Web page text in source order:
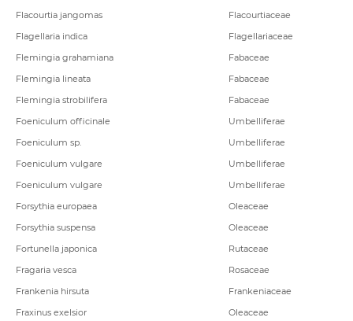
Flacourtia jangomas
Flacourtiaceae
Flagellaria indica
Flagellariaceae
Flemingia grahamiana
Fabaceae
Flemingia lineata
Fabaceae
Flemingia strobilifera
Fabaceae
Foeniculum officinale
Umbelliferae
Foeniculum sp.
Umbelliferae
Foeniculum vulgare
Umbelliferae
Foeniculum vulgare
Umbelliferae
Forsythia europaea
Oleaceae
Forsythia suspensa
Oleaceae
Fortunella japonica
Rutaceae
Fragaria vesca
Rosaceae
Frankenia hirsuta
Frankeniaceae
Fraxinus exelsior
Oleaceae